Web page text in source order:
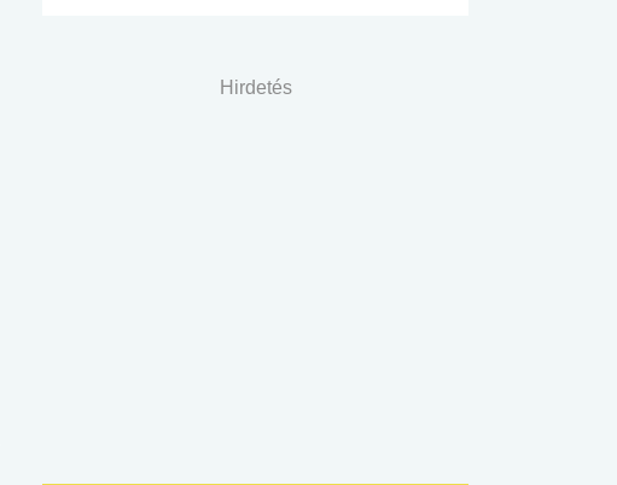
Hirdetés